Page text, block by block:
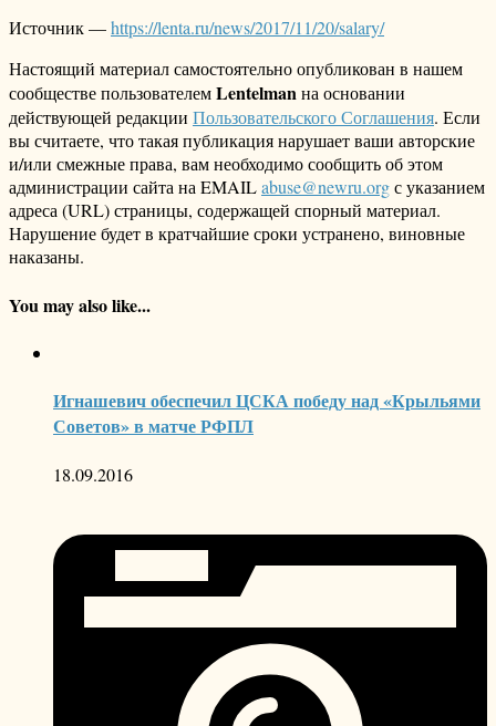
Источник —https://lenta.ru/news/2017/11/20/salary/
Настоящий материал самостоятельно опубликован в нашем
сообществе пользователемLentelmanна основании
действующей редакции Пользовательского Соглашения. Если
вы считаете, что такая публикация нарушает ваши авторские
и/или смежные права, вам необходимо сообщить об этом
администрации сайта на EMAILabuse@newru.orgс указанием
адреса (URL) страницы, содержащей спорный материал.
Нарушение будет в кратчайшие сроки устранено, виновные
наказаны.
You may also like...
Игнашевич обеспечил ЦСКА победу над «Крыльями
Советов» в матче РФПЛ
18.09.2016